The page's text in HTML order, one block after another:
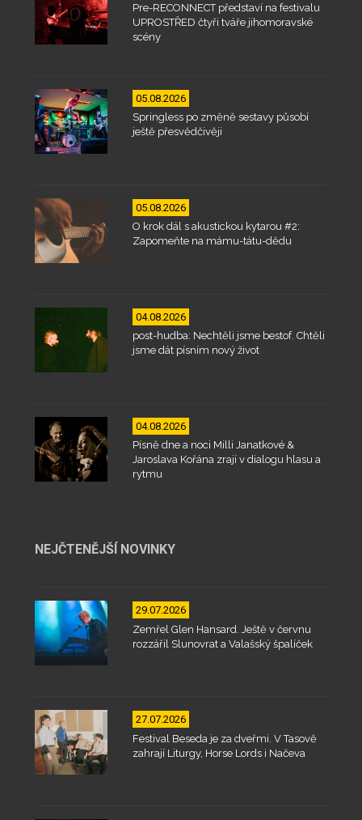
Pre-RECONNECT představí na festivalu
UPROSTŘED čtyři tváře jihomoravské
scény
05.08.2026
Springless po změně sestavy působí
ještě přesvědčivěji
05.08.2026
O krok dál s akustickou kytarou #2:
Zapomeňte na mámu-tátu-dědu
04.08.2026
post-hudba: Nechtěli jsme bestof. Chtěli
jsme dát písním nový život
04.08.2026
Písně dne a noci Milli Janatkové &
Jaroslava Kořána zrají v dialogu hlasu a
rytmu
NEJČTENĚJŠÍ NOVINKY
29.07.2026
Zemřel Glen Hansard. Ještě v červnu
rozzářil Slunovrat a Valašský špalíček
27.07.2026
Festival Beseda je za dveřmi. V Tasově
zahrají Liturgy, Horse Lords i Načeva